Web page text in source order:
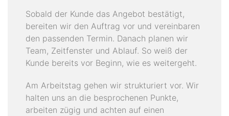
Sobald der Kunde das Angebot bestätigt,
bereiten wir den Auftrag vor und vereinbaren
den passenden Termin. Danach planen wir
Team, Zeitfenster und Ablauf. So weiß der
Kunde bereits vor Beginn, wie es weitergeht.
Am Arbeitstag gehen wir strukturiert vor. Wir
halten uns an die besprochenen Punkte,
arbeiten zügig und achten auf einen